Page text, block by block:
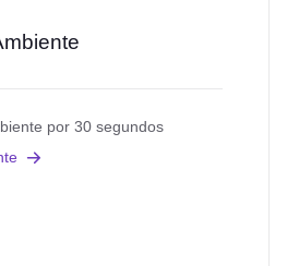
por 30 segundos